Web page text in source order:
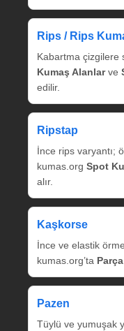
Rips / Rips
Kabartma çizgilere
Kumaş Alanlarve
edilir.
Ripstap
İnce rips varyantı;
kumas.org Spot
alır.
Kaşkorse
İnce ve elastik
kumas.org’ta
Pazen
Tüylü ve yumuşak